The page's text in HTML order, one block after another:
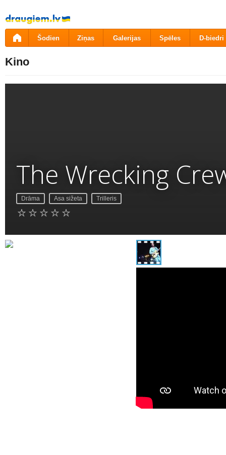
Pāriet
uz
saturu
Šodien Ziņas Galerijas Spēles D-biedri
Kino
The Wrecking
Drāma Asa sižeta Trilleris